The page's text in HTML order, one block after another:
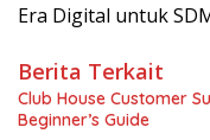
Era Digital untuk
Berita Terkait
Club House Customer
Beginner’s Guide